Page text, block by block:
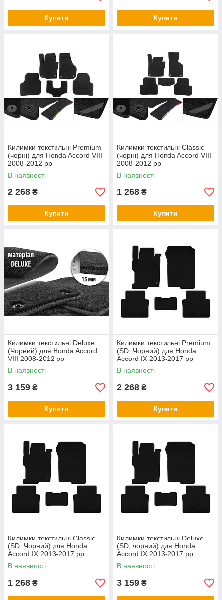
Купити Купити
Килимки текстильні Premium
(чорні) для Honda Accord VIII
2008-2012 рр
В наявності
2 268 ₴
Купити
Килимки текстильні Classic
(чорні) для Honda Accord VIII
2008-2012 рр
В наявності
1 268 ₴
Купити
Килимки текстильні Deluxe
(Чорний) для Honda Accord
VIII 2008-2012 рр
В наявності
3 159 ₴
Купити
Килимки текстильні Premium
(SD, Чорний) для Honda
Accord IX 2013-2017 рр
В наявності
2 268 ₴
Купити
Килимки текстильні Classic
(SD, Чорний) для Honda
Accord IX 2013-2017 рр
В наявності
1 268 ₴
Килимки текстильні Deluxe
(SD, чорний) для Honda
Accord IX 2013-2017 рр
В наявності
3 159 ₴